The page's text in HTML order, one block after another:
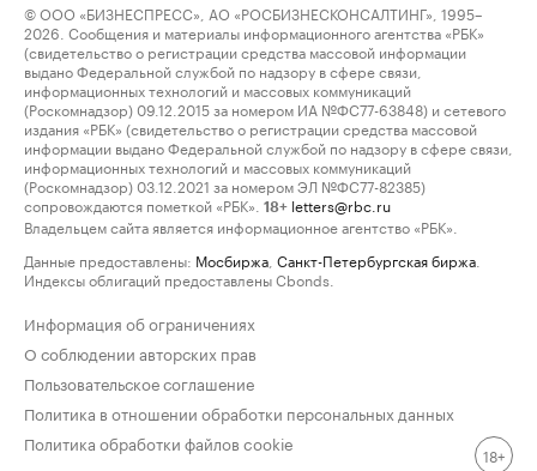
© ООО «БИЗНЕСПРЕСС», АО «РОСБИЗНЕСКОНСАЛТИНГ», 1995–
2026. Сообщения и материалы информационного агентства «РБК»
(свидетельство о регистрации средства массовой информации
выдано Федеральной службой по надзору в сфере связи,
информационных технологий и массовых коммуникаций
(Роскомнадзор) 09.12.2015 за номером ИА №ФС77-63848) и сетевого
издания «РБК» (свидетельство о регистрации средства массовой
информации выдано Федеральной службой по надзору в сфере связи,
информационных технологий и массовых коммуникаций
(Роскомнадзор) 03.12.2021 за номером ЭЛ №ФС77-82385)
сопровождаются пометкой «РБК».
18+ letters@rbc.ru
Владельцем сайта является информационное агентство «РБК».
Данные предоставлены: Мосбиржа Санкт-Петербургская биржа
Индексы облигаций предоставлены Cbonds.
Информация об ограничениях
О соблюдении авторских прав
Пользовательское соглашение
Политика в отношении обработки персональных данных
Политика обработки файлов cookie
18+